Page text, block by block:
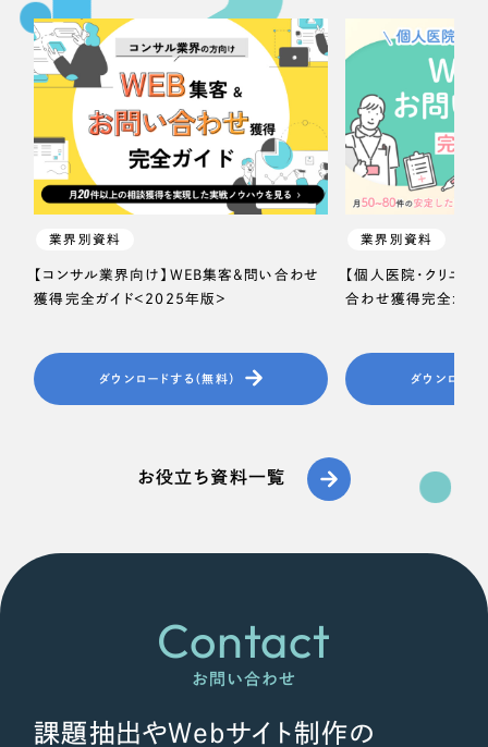
業界別資料
【コンサル業界向け】WEB集客＆問い合わせ
獲得完全ガイド＜2025年版＞
ダウンロードする（無料）
業界別資料
【個人医院・クリニッ
合わせ獲得完全ガイ
ダウンロード
お役立ち資料一覧
Contact
お問い合わせ
課題抽出やWebサイト制作の